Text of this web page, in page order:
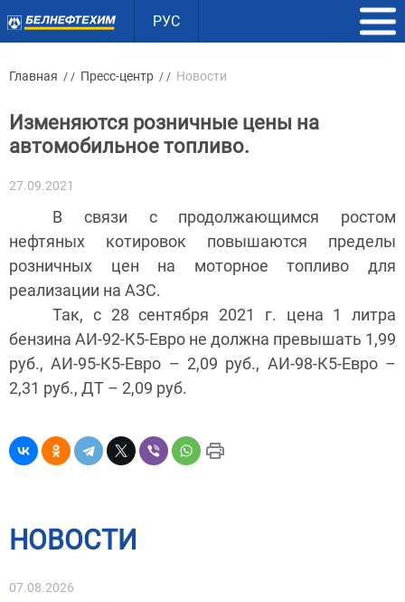
РУС
Главная / / Пресс-центр / / Новости
Изменяются розничные цены на
автомобильное топливо.
27.09.2021
В связи с продолжающимся ростом
нефтяных котировок повышаются пределы
розничных цен на моторное топливо для
реализации на АЗС.
Так, с 28 сентября 2021 г. цена 1 литра
бензина АИ-92-К5-Евро не должна превышать 1,99
руб., АИ-95-К5-Евро – 2,09 руб., АИ-98-К5-Евро –
2,31 руб., ДТ – 2,09 руб.
НОВОСТИ
07.08.2026